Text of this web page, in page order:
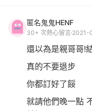
匿名鬼鬼HENF
30+ 次熱心留言 2021-
還以為是親哥哥!
真的不要退步
你都訂好了餒
就請他們晚一點